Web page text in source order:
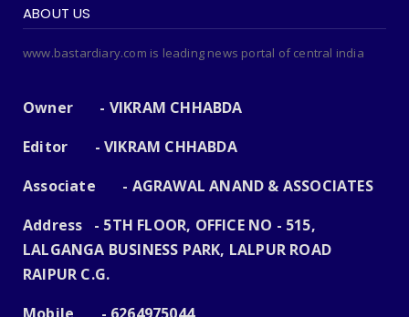
ABOUT US
www.bastardiary.com is leading news portal of central india
Owner - VIKRAM CHHABDA
Editor - VIKRAM CHHABDA
Associate - AGRAWAL ANAND & ASSOCIATES
Address - 5TH FLOOR, OFFICE NO - 515,
LALGANGA BUSINESS PARK, LALPUR ROAD
RAIPUR C.G.